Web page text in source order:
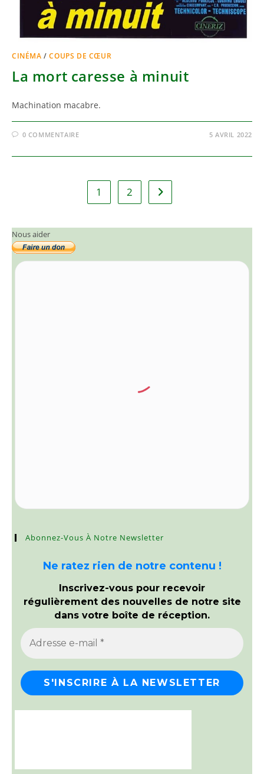
CINÉMA /COUPS DE CŒUR
La mort caresse à minuit
Machination macabre.
0 COMMENTAIRE 5 AVRIL 2022
1 2 Aller à la page suivante
Nous aider
Abonnez-Vous À Notre Newsletter
Ne ratez rien de notre contenu !
Inscrivez-vous pour recevoir
régulièrement des nouvelles de notre site
dans votre boîte de réception.